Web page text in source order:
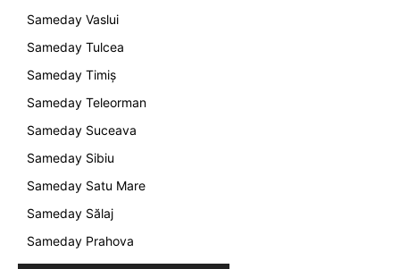
Sameday Vaslui
Sameday Tulcea
Sameday Timiș
Sameday Teleorman
Sameday Suceava
Sameday Sibiu
Sameday Satu Mare
Sameday Sălaj
Sameday Prahova